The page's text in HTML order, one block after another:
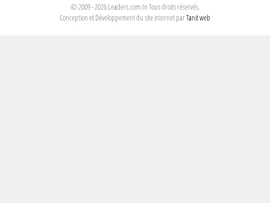
© 2009 - 2026 Leaders.com.tn Tous droits réservés.
Conception et Développement du site internet parTanit web